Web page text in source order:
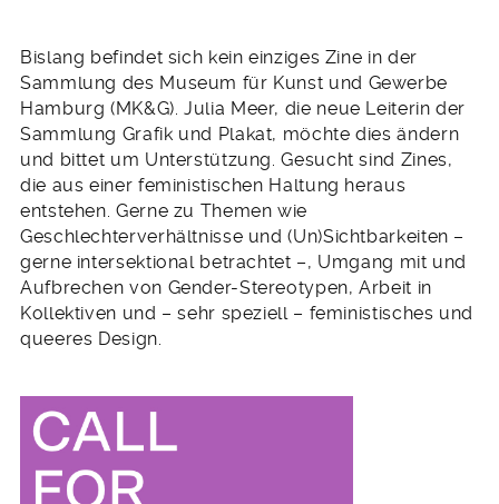
Bislang befindet sich kein einziges Zine in der
Sammlung des Museum für Kunst und Gewerbe
Hamburg (MK&G). Julia Meer, die neue Leiterin der
Sammlung Grafik und Plakat, möchte dies ändern
und bittet um Unterstützung. Gesucht sind Zines,
die aus einer feministischen Haltung heraus
entstehen. Gerne zu Themen wie
Geschlechterverhältnisse und (Un)Sichtbarkeiten ­–
gerne intersektional betrachtet –, Umgang mit und
Aufbrechen von Gender-Stereotypen, Arbeit in
Kollektiven und – sehr speziell – feministisches und
queeres Design.